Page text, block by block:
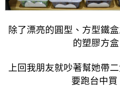
除了漂亮的圓型、方型鐵
的塑膠方盒
上回我朋友就吵著幫她帶
要跑台中買